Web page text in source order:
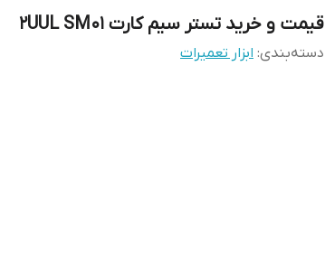
قیمت و خرید تستر سیم کارت 2UUL SM01
دسته‌بندی: ابزار تعمیرات